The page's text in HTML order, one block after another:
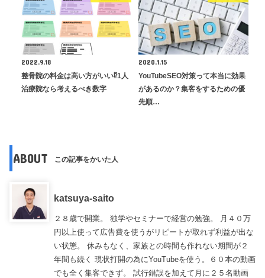
2022.9.18
整骨院の料金は高い方がいい⁉︎1人
治療院なら考えるべき数字
2020.1.15
YouTubeSEO対策って本当に効果
があるのか？集客をするための優
先順…
ABOUT この記事をかいた人
katsuya-saito
２８歳で開業。 独学やセミナーで経営の勉強。 月４０万
円以上使って広告費を使うがリピートが取れず利益が出な
い状態。 休みもなく、家族との時間も作れない期間が２
年間も続く 現状打開の為にYouTubeを使う。６０本の動画
でも全く集客できず。 試行錯誤を加えて月に２５名動画